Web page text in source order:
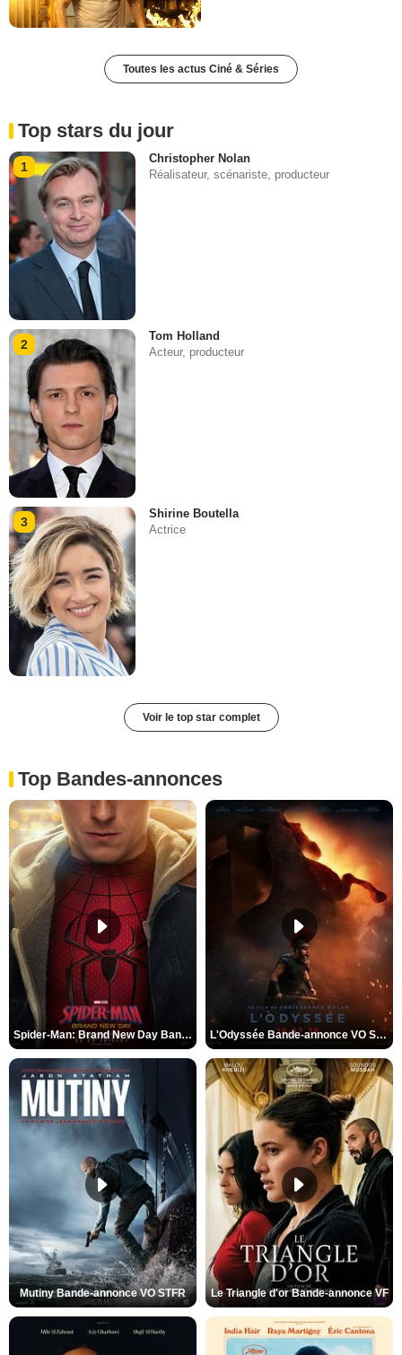
Toutes les actus Ciné & Séries
Top stars du jour
1
Christopher Nolan
Réalisateur, scénariste, producteur
2
Tom Holland
Acteur, producteur
3
Shirine Boutella
Actrice
Voir le top star complet
Top Bandes-annonces
Spider-Man: Brand New Day Bande-annonce VO STFR L'Odyssée Bande-annonce VO STFR
Mutiny Bande-annonce VO STFR Le Triangle d'or Bande-annonce VF